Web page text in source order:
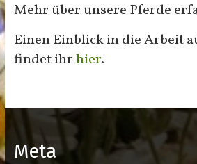
Mehr über unsere Pferde
Einen Einblick in die Arbeit
findet ihrhier.
Meta